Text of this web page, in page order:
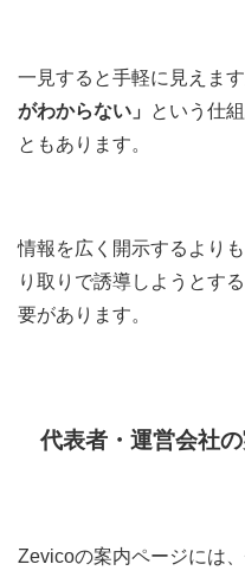
一見すると手軽に見えます
がわからない」
という仕
ともあります。
情報を広く開示するより
り取りで誘導しようとす
要があります。
代表者・運営会社
Zevicoの案内ページには、